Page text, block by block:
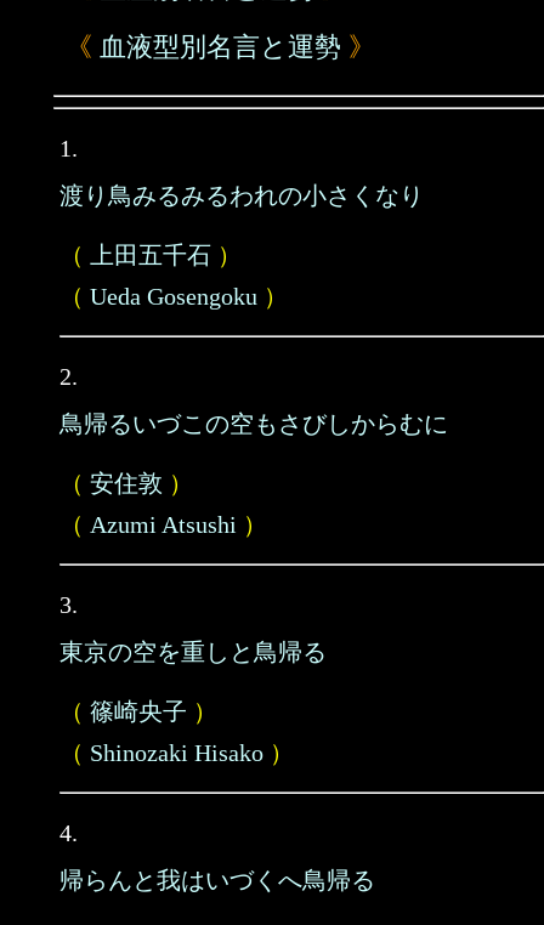
《 血液型別名言と運勢 》
1.
渡り鳥みるみるわれの小さくなり
（ 上田五千石 ）
（ Ueda Gosengoku ）
2.
鳥帰るいづこの空もさびしからむに
（ 安住敦 ）
（ Azumi Atsushi ）
3.
東京の空を重しと鳥帰る
（ 篠崎央子 ）
（ Shinozaki Hisako ）
4.
帰らんと我はいづくへ鳥帰る